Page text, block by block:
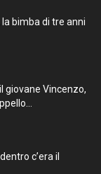
la bimba di tre anni
giovane Vincenzo,
c’era il